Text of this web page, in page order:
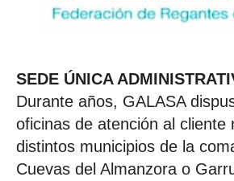
SEDE ÚNICA
Durante años, GALASA
oficinas de atención al cliente
distintos municipios de la
Cuevas del Almanzora o